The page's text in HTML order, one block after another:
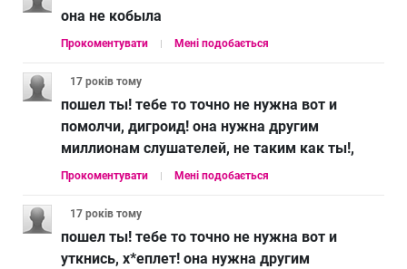
она не кобыла
Прокоментувати Мені подобається
17 років тому
пошел ты! тебе то точно не нужна вот и
помолчи, дигроид! она нужна другим
миллионам слушателей, не таким как ты!,
Прокоментувати Мені подобається
17 років тому
пошел ты! тебе то точно не нужна вот и
уткнись, х*еплет! она нужна другим